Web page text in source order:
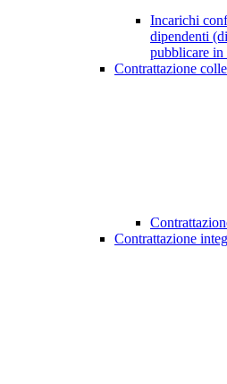
Incarichi
dipendenti
pubblicare in
Contrattazione
Contrattazione